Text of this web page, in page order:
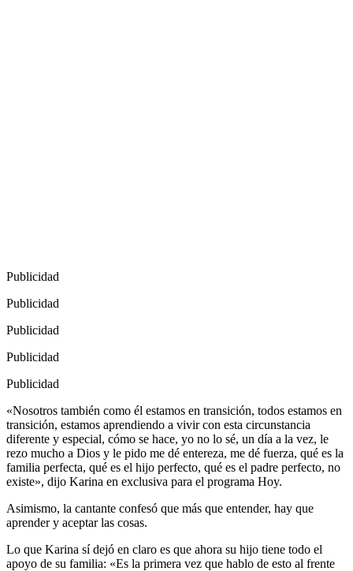
Publicidad
Publicidad
Publicidad
Publicidad
Publicidad
«Nosotros también como él estamos en transición, todos estamos en
transición, estamos aprendiendo a vivir con esta circunstancia
diferente y especial, cómo se hace, yo no lo sé, un día a la vez, le
rezo mucho a Dios y le pido me dé entereza, me dé fuerza, qué es la
familia perfecta, qué es el hijo perfecto, qué es el padre perfecto, no
existe», dijo Karina en exclusiva para el programa Hoy.
Asimismo, la cantante confesó que más que entender, hay que
aprender y aceptar las cosas.
Lo que Karina sí dejó en claro es que ahora su hijo tiene todo el
apoyo de su familia: «Es la primera vez que hablo de esto al frente